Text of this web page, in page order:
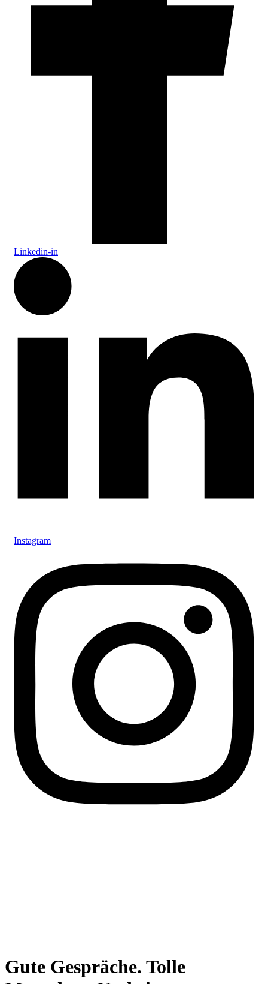
Linkedin-in
Instagram
Gute Gespräche. Tolle